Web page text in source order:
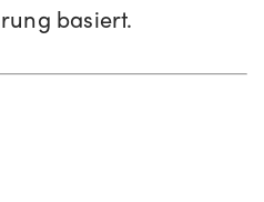
basiert.